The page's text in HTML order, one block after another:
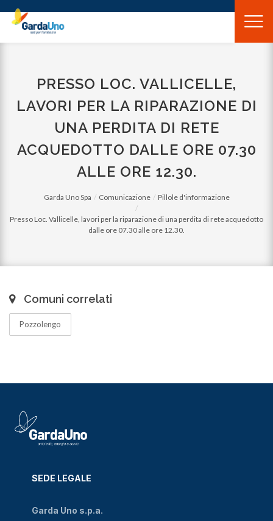
Gardauno
Spa
PRESSO LOC. VALLICELLE,
LAVORI PER LA RIPARAZIONE DI
UNA PERDITA DI RETE
ACQUEDOTTO DALLE ORE 07.30
ALLE ORE 12.30.
Garda Uno Spa Comunicazione Pillole d'informazione
Presso Loc. Vallicelle, lavori per la riparazione di una perdita di rete acquedotto
dalle ore 07.30 alle ore 12.30.
Comuni correlati
Pozzolengo
SEDE LEGALE
Garda Uno s.p.a.